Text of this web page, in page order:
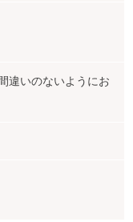
違いのないようにお